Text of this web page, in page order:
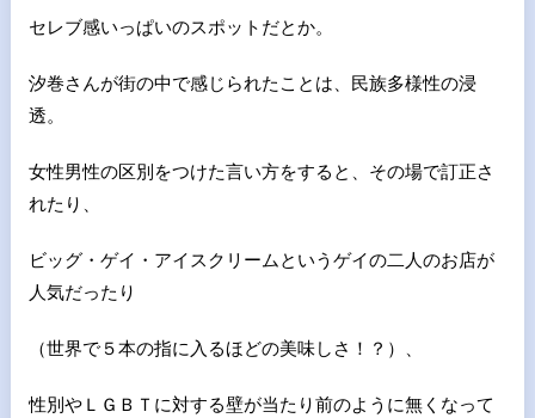
セレブ感いっぱいのスポットだとか。
汐巻さんが街の中で感じられたことは、民族多様性の浸
透。
女性男性の区別をつけた言い方をすると、その場で訂正さ
れたり、
ビッグ・ゲイ・アイスクリームというゲイの二人のお店が
人気だったり
（世界で５本の指に入るほどの美味しさ！？）、
性別やＬＧＢＴに対する壁が当たり前のように無くなって